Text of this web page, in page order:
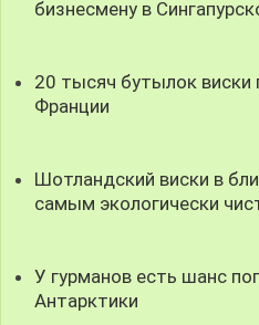
бизнесмену в
20 тысяч бутылок виски
Франции
Шотландский виски в
самым экологически
У гурманов есть шанс
Антарктики